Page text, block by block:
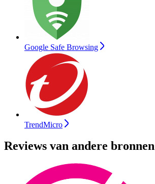
Google Safe Browsing
TrendMicro
Reviews van andere bronnen